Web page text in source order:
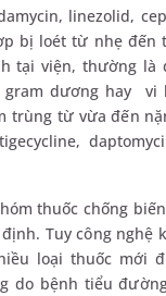
linezolid,
bị loét từ nhẹ đến
tại viện, thường là
gram dương hay vi
trùng từ vừa đến
thuốc chống
Tuy công nghệ
loại thuốc mới
do bệnh tiểu